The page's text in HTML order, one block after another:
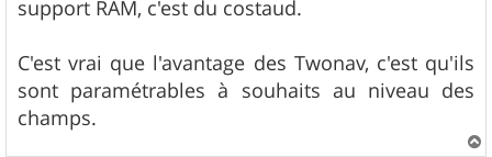
a
support RAM, c'est du costaud.
C'est vrai que l'avantage des Twonav, c'est qu'ils
sont paramétrables à souhaits au niveau des
champs.